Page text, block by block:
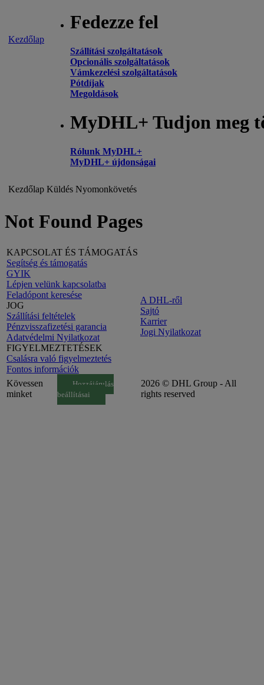
Kezdőlap
Fedezze fel
Szállítási szolgáltatások
Opcionális szolgáltatások
Vámkezelési szolgáltatások
Pótdíjak
Megoldások
MyDHL+ Tudjon meg
Rólunk MyDHL+
MyDHL+ újdonságai
Kezdőlap Küldés Nyomonkövetés
Not Found Pages
KAPCSOLAT ÉS TÁMOGATÁS
Segítség és támogatás
GYIK
Lépjen velünk kapcsolatba
Feladópont keresése
JOG
Szállítási feltételek
Pénzvisszafizetési garancia
Adatvédelmi Nyilatkozat
FIGYELMEZTETÉSEK
Csalásra való figyelmeztetés
Fontos információk
A DHL-ről
Sajtó
Karrier
Jogi Nyilatkozat
Kövessen
minket
Hozzájárulás
beállításai
2026 © DHL Group - All
rights reserved